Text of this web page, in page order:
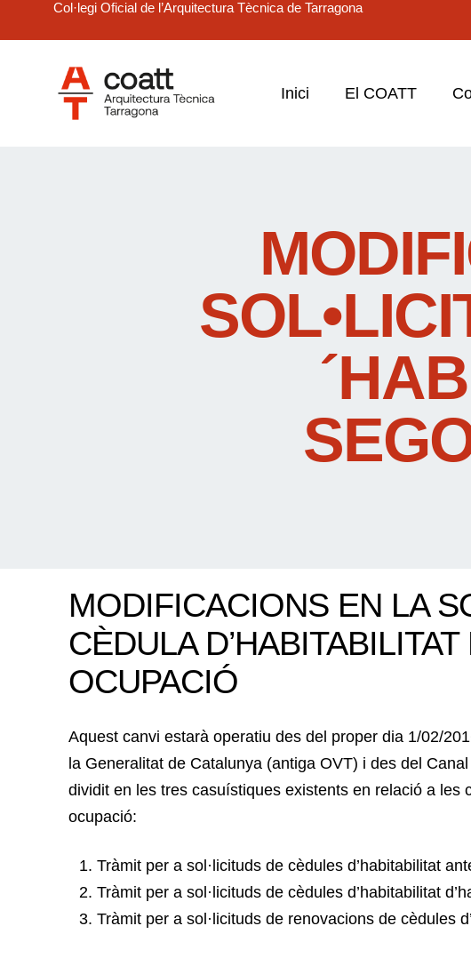
Col·legi Oficial de l’Arquitectura Tècnica de Tarragona
Inici El COATT
MODIFICACIONS EN LA
CÈDULA
OCUPACIÓ
Aquest canvi estarà operatiu des del proper dia 1/02/
la Generalitat de Catalunya (antiga OVT) i des del
dividit en les tres casuístiques existents en relació a les
ocupació:
Tràmit per a sol·licituds de cèdules d’habitabilitat
Tràmit per a sol·licituds de cèdules d’habitabilitat
Tràmit per a sol·licituds de renovacions de cèdules